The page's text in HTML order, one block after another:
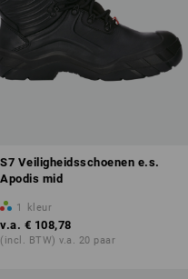
S7 Veiligheidsschoenen e.s.
Apodis mid
1 kleur
v.a. € 108,78
(incl. BTW) v.a. 20 paar